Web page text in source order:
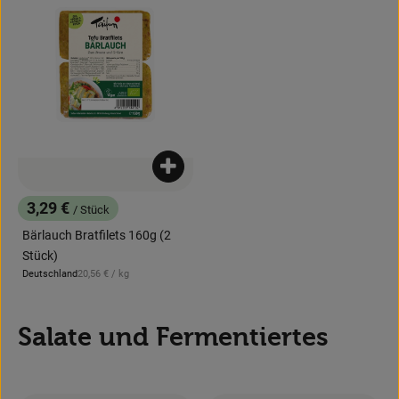
, Preis:
3,29 € / Stück
Bärlauch Bratfilets 160g (2
Stück)
, Herkunft:
Deutschland, Referenzpreis:
20,56 € / kg
Produkt zum Warenkorb hinzufügen
Salate und Fermentiertes